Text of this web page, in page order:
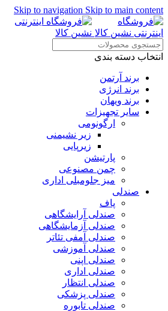
Skip to navigation Skip to main content
انتخاب دسته بندی
برند آرتمن
برند انرژی
برند ویهان
سایر تجهیزات
ارگونومی
زیر نشیمنی
زیرپایی
پارتیشن
چمن مصنوعی
میز جلومبلی اداری
صندلی
پاف
صندلی آرایشگاهی
صندلی آزمایشگاهی
صندلی آمفی تئاتر
صندلی آموزشی
صندلی اپنی
صندلی اداری
صندلی انتظار
صندلی پزشکی
صندلی تابوره